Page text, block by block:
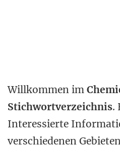
Willkommen im
Stichwortverzeichnis.
Interessierte
verschiedenen